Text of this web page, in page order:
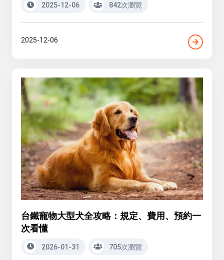
2025-12-06 842次瀏覽
2025-12-06
台鐵寵物大型犬全攻略：規定、費用、預約一
次看懂
2026-01-31 705次瀏覽